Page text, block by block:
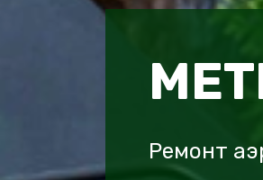
Ремонт